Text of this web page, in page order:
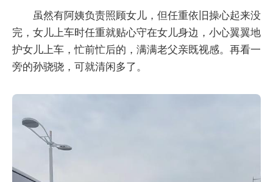
虽然有阿姨负责照顾女儿，但任重依旧操心起来没
完，女儿上车时任重就贴心守在女儿身边，小心翼翼地
护女儿上车，忙前忙后的，满满老父亲既视感。再看一
旁的孙骁骁，可就清闲多了。